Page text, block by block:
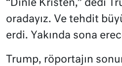
“Dinle Kristen,” dedi
oradayız. Ve tehdit
erdi. Yakında sona
Trump, röportajın